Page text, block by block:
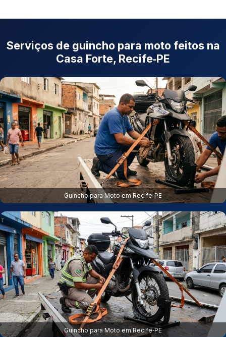
Serviços de guincho para moto feitos na
Casa Forte, Recife‑PE
Guincho para Moto em Recife‑PE
Guincho para Moto em Recife‑PE